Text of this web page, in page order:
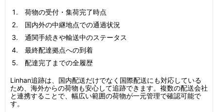
荷物の受付・集荷完了時点
国内外の中継地点での通過状況
通関手続きや輸送中のステータス
最終配達拠点への到着
配達完了までの全履歴
Linhan追跡は、国内配送だけでなく国際配送にも対応している
ため、海外からの荷物も安心して追跡できます。複数の配送会社
と連携することで、幅広い範囲の荷物が一元管理で確認可能で
す。